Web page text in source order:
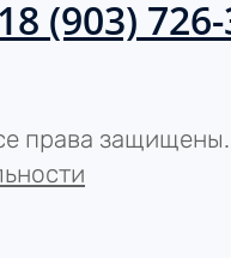
8 (903)
права защищены.